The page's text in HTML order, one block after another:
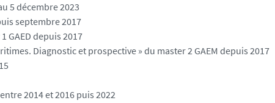
5 décembre 2023
septembre 2017
GAED depuis 2017
Diagnostic et prospective » du master 2 GAEM depuis 2017
entre 2014 et 2016 puis 2022